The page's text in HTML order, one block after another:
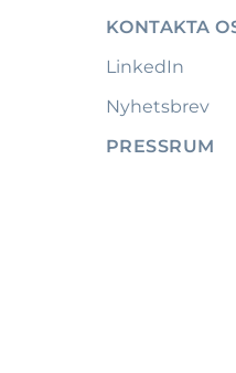
KONTAKTA
LinkedIn
Nyhetsbrev
PRESSRUM